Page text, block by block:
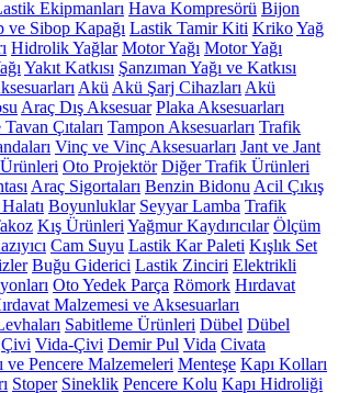
Ekipmanları Hava Kompresörü Bijon
ve Sibop Kapağı Lastik Tamir Kiti KrikoYağ
Hidrolik Yağlar Motor Yağı Motor Yağı
Yakıt Katkısı Şanzıman Yağı ve Katkısı
Akü Akü Şarj Cihazları Akü
Araç Dış Aksesuar Plaka Aksesuarları
Çıtaları Tampon Aksesuarları Trafik
Vinç ve Vinç Aksesuarları Jant ve Jant
Oto Projektör Diğer Trafik Ürünleri
Araç Sigortaları Benzin Bidonu Acil Çıkış
Boyunluklar Seyyar Lamba Trafik
Kış Ürünleri Yağmur Kaydırıcılar Ölçüm
Cam Suyu Lastik Kar Paleti Kışlık Set
Buğu Giderici Lastik Zinciri Elektrikli
Oto Yedek Parça Römork Hırdavat
Malzemesi ve Aksesuarları
Sabitleme Ürünleri Dübel Dübel
Çivi Vida-Çivi Demir Pul Vida Civata
ve Pencere Malzemeleri Menteşe Kapı Kolları
Stoper Sineklik Pencere Kolu Kapı Hidroliği